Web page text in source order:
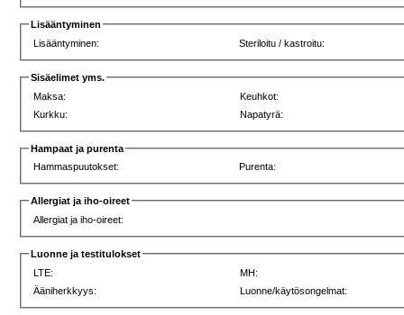
Lisääntyminen
Lisääntyminen:
Steriloitu / kastroitu:
Sisäelimet yms.
Maksa:
Keuhkot:
Kurkku:
Napatyrä:
Hampaat ja purenta
Hammaspuutokset:
Purenta:
Allergiat ja iho-oireet
Allergiat ja iho-oireet:
Luonne ja testitulokset
LTE:
MH:
Ääniherkkyys:
Luonne/käytösongelmat: